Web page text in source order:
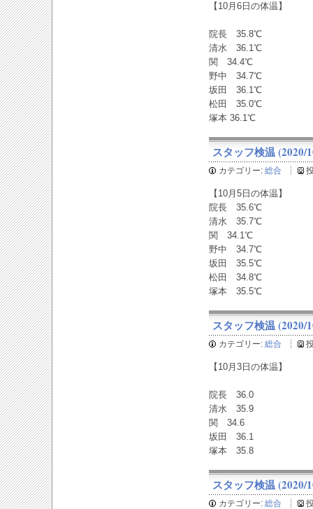
【10月6日の体温】
院長 35.8℃
清水 36.1℃
関 34.4℃
野中 34.7℃
坂田 36.1℃
松田 35.0℃
塚本 36.1℃
スタッフ検温 (2020/
カテゴリー: 総合
【10月5日の体温】
院長 35.6℃
清水 35.7℃
関 34.1℃
野中 34.7℃
坂田 35.5℃
松田 34.8℃
塚本 35.5℃
スタッフ検温 (2020/
カテゴリー: 総合
【10月3日の体温】
院長 36.0
清水 35.9
関 34.6
坂田 36.1
塚本 35.8
スタッフ検温 (2020/
カテゴリー: 総合